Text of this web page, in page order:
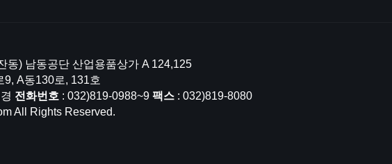
동) 남동공단 산업용품상가 A 124,125
9, A동130로, 131호
전화번호 : 032)819-0988~9 팩스 : 032)819-8080
All Rights Reserved.